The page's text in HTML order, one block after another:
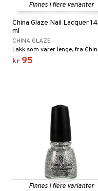
Finnes i flere varianter
China Glaze Nail Lacquer 14
ml
CHINA GLAZE
kr 95
Finnes i flere varianter